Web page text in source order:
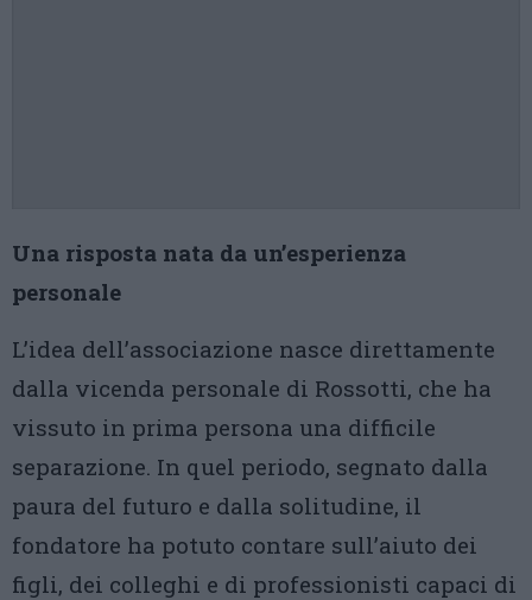
Una risposta nata da un’esperienza
personale
L’idea dell’associazione nasce direttamente
dalla vicenda personale di Rossotti, che ha
vissuto in prima persona una difficile
separazione. In quel periodo, segnato dalla
paura del futuro e dalla solitudine, il
fondatore ha potuto contare sull’aiuto dei
figli, dei colleghi e di professionisti capaci di